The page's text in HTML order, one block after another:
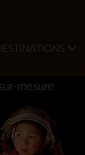
mesure